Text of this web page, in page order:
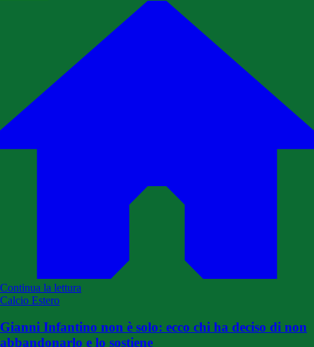
Continua la lettura
Calcio Estero
Gianni Infantino non è solo: ecco chi ha deciso di non
abbandonarlo e lo sostiene